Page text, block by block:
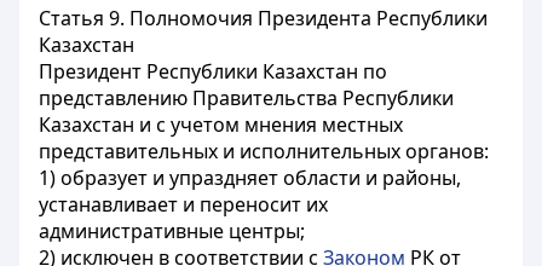
Статья 9. Полномочия Президента Республики
Казахстан
Президент Республики Казахстан по
представлению Правительства Республики
Казахстан и с учетом мнения местных
представительных и исполнительных органов:
1) образует и упраздняет области и районы,
устанавливает и переносит их
административные центры;
2) исключен в соответствии с Законом РК от